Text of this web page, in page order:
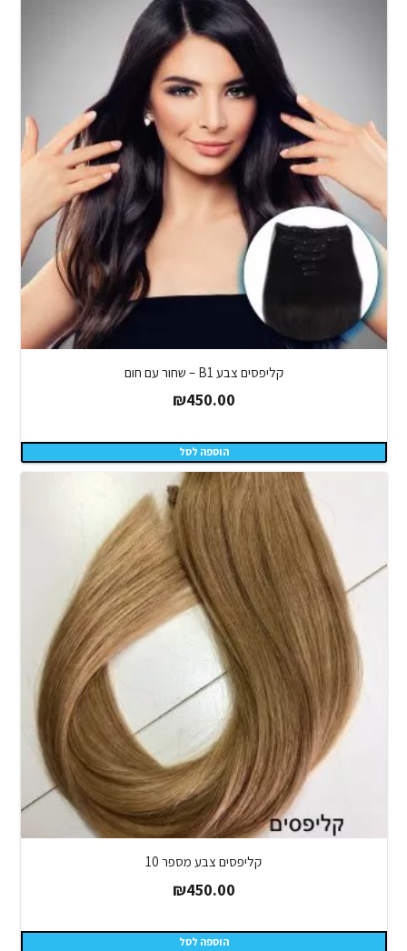
קליפסים צבע B1 – שחור עם חום
₪450.00
הוספה לסל
קליפסים צבע מספר 10
₪450.00
הוספה לסל